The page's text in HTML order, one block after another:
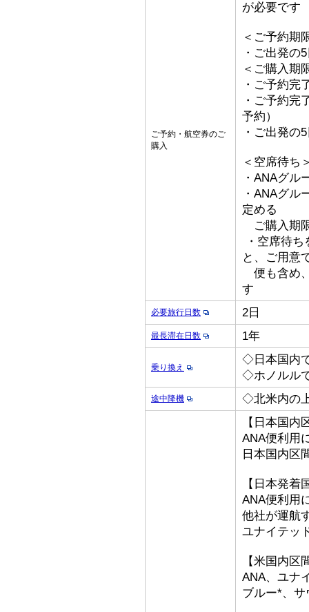
ご予約・航空券のご
購入
が必要です
＜ご予約期
・ご出発の
＜ご購入期
・ご予約完
・ご予約完
予約）
・ご出発の
＜空席待ち
・ANAグル
・ANAグル
定める
ご購入期
・空席待
と、ご用意
便も含め
す
必要旅行日数 2日
最長滞在日数 1年
乗り換え
◇日本国内
◇ホノルル
途中降機
◇北米内の
【日本国内
ANA便利用
日本国内区
【日本発着
ANA便利用
他社が運航
ユナイテッ
【米国内区
ANA、ユナ
ブルー*、